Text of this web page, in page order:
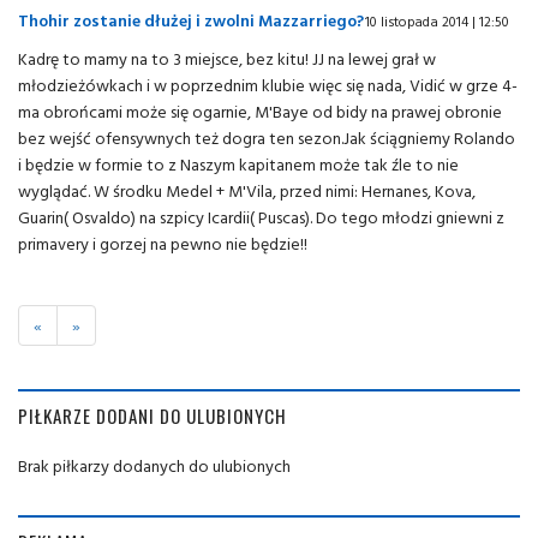
Thohir zostanie dłużej i zwolni Mazzarriego?10 listopada 2014 | 12:50
Kadrę to mamy na to 3 miejsce, bez kitu! JJ na lewej grał w
młodzieżówkach i w poprzednim klubie więc się nada, Vidić w grze 4-
ma obrońcami może się ogarnie, M'Baye od bidy na prawej obronie
bez wejść ofensywnych też dogra ten sezon.Jak ściągniemy Rolando
i będzie w formie to z Naszym kapitanem może tak źle to nie
wyglądać. W środku Medel + M'Vila, przed nimi: Hernanes, Kova,
Guarin( Osvaldo) na szpicy Icardii( Puscas). Do tego młodzi gniewni z
primavery i gorzej na pewno nie będzie!!
« »
PIŁKARZE DODANI DO ULUBIONYCH
Brak piłkarzy dodanych do ulubionych